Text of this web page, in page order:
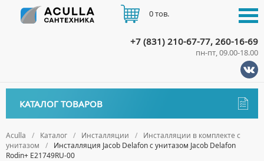
Aculla Каталог Инсталляции
Инсталляции в комплекте с
унитазом
Инсталляция Jacob Delafon с унитазом Jacob Delafon
Rodin+ E21749RU-00
КАТАЛОГ ТОВАРОВ
ДЕРЖАТЕЛИ
Биде
+7 (831) 210-67-77, 260-16-69
пн-пт, 09.00-18.00
0 тов.
ДОСТАВКА